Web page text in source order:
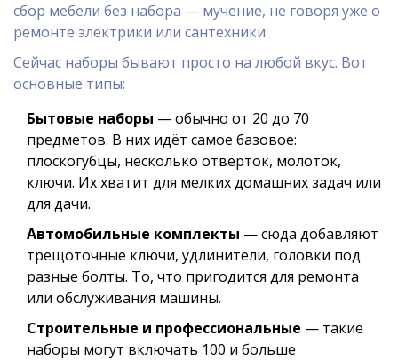
сбор мебели без набора — мучение, не говоря уже о
ремонте электрики или сантехники.
Сейчас наборы бывают просто на любой вкус. Вот
основные типы:
Бытовые наборы — обычно от 20 до 70
предметов. В них идёт самое базовое:
плоскогубцы, несколько отвёрток, молоток,
ключи. Их хватит для мелких домашних задач или
для дачи.
Автомобильные комплекты — сюда добавляют
трещоточные ключи, удлинители, головки под
разные болты. То, что пригодится для ремонта
или обслуживания машины.
Строительные и профессиональные — такие
наборы могут включать 100 и больше